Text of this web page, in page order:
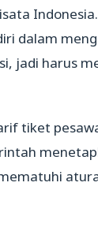
dalam
jadi harus
tiket